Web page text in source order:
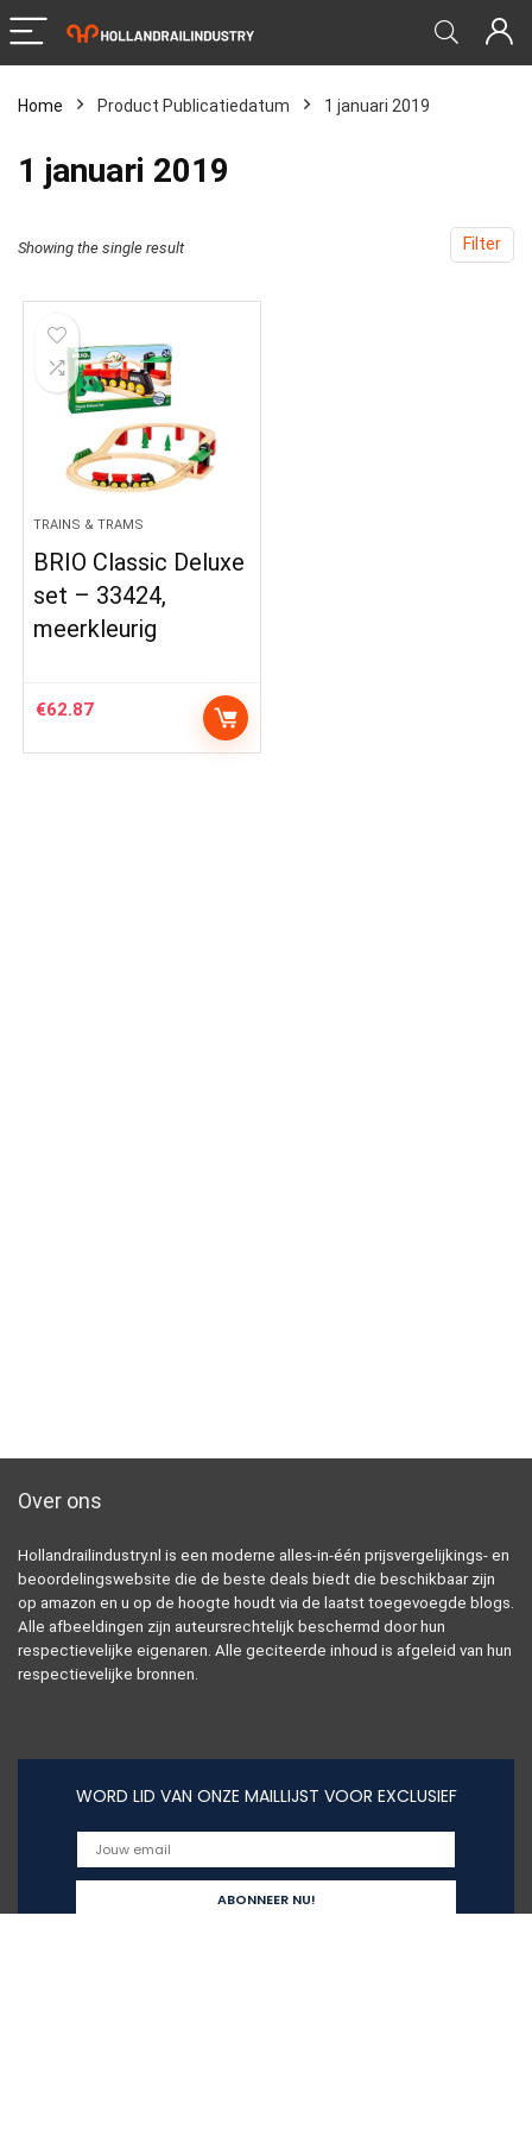
Home Product Publicatiedatum ‎1 januari 2019
‎1 januari 2019
Filter
Showing the single result
TRAINS & TRAMS
BRIO Classic Deluxe
set – 33424,
meerkleurig
€62.87
Over ons
Hollandrailindustry.nl is een moderne alles-in-één prijsvergelijkings- en
beoordelingswebsite die de beste deals biedt die beschikbaar zijn
op amazon en u op de hoogte houdt via de laatst toegevoegde blogs.
Alle afbeeldingen zijn auteursrechtelijk beschermd door hun
respectievelijke eigenaren. Alle geciteerde inhoud is afgeleid van hun
respectievelijke bronnen.
WORD LID VAN ONZE MAILLIJST VOOR EXCLUSIEF